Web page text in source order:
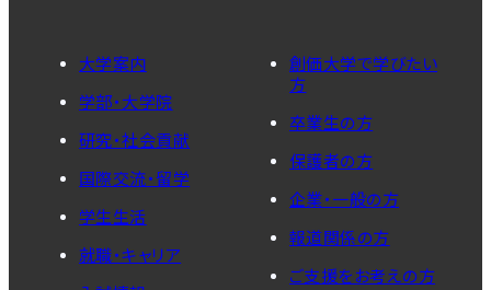
大学案内
学部・大学院
研究・社会貢献
国際交流・留学
学生生活
就職・キャリア
創価大学で学びたい
方
卒業生の方
保護者の方
企業・一般の方
報道関係の方
ご支援をお考えの方